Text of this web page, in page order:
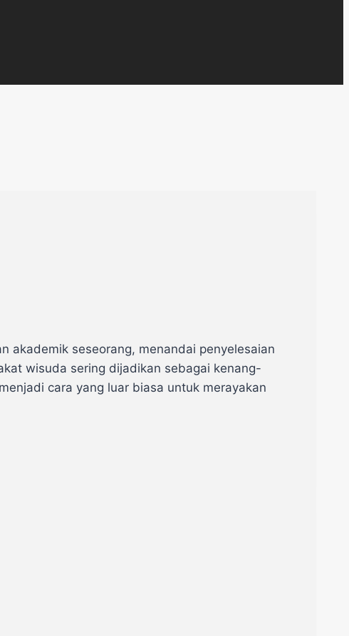
akademik seseorang, menandai penyelesaian
wisuda sering dijadikan sebagai kenang-
cara yang luar biasa untuk merayakan